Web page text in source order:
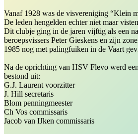
Vanaf 1928 was de visvereniging “Klein
De leden hengelden echter niet maar
Dit clubje ging in de jaren vijftig als een
beroepsvissers Peter Gieskens en zijn
1985 nog met palingfuiken in de Vaart
Na de oprichting van HSV Flevo werd
bestond uit:
G.J. Laurent voorzitter
J. Hill secretaris
Blom penningmeester
Ch Vos commissaris
Jacob van IJken commissaris